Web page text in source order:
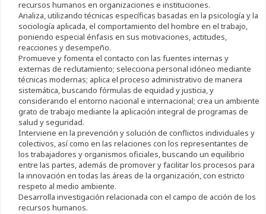
recursos humanos en organizaciones e instituciones.
Analiza, utilizando técnicas específicas basadas en la psicología y la
sociología aplicada, el comportamiento del hombre en el trabajo,
poniendo especial énfasis en sus motivaciones, actitudes,
reacciones y desempeño.
Promueve y fomenta el contacto con las fuentes internas y
externas de reclutamiento; selecciona personal idóneo mediante
técnicas modernas; aplica el proceso administrativo de manera
sistemática, buscando fórmulas de equidad y justicia, y
considerando el entorno nacional e internacional; crea un ambiente
grato de trabajo mediante la aplicación integral de programas de
salud y seguridad.
Interviene en la prevención y solución de conflictos individuales y
colectivos, así como en las relaciones con los representantes de
los trabajadores y organismos oficiales, buscando un equilibrio
entre las partes, además de promover y facilitar los procesos para
la innovación en todas las áreas de la organización, con estricto
respeto al medio ambiente.
Desarrolla investigación relacionada con el campo de acción de los
recursos humanos.